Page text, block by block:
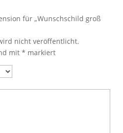
für „Wunschschild groß
nicht veröffentlicht.
mit * markiert